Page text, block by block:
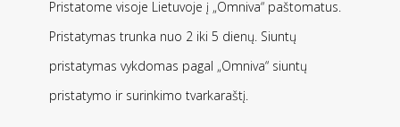
Pristatome visoje Lietuvoje į „Omniva“ paštomatus.
Pristatymas trunka nuo 2 iki 5 dienų. Siuntų
pristatymas vykdomas pagal „Omniva“ siuntų
pristatymo ir surinkimo tvarkaraštį.